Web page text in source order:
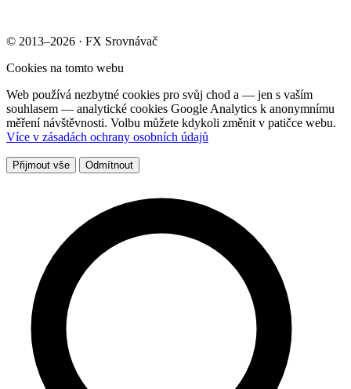
© 2013–2026 · FX Srovnávač
Cookies na tomto webu
Web používá nezbytné cookies pro svůj chod a — jen s vaším
souhlasem — analytické cookies Google Analytics k anonymnímu
měření návštěvnosti. Volbu můžete kdykoli změnit v patičce webu.
Více v zásadách ochrany osobních údajů
Přijmout vše Odmítnout